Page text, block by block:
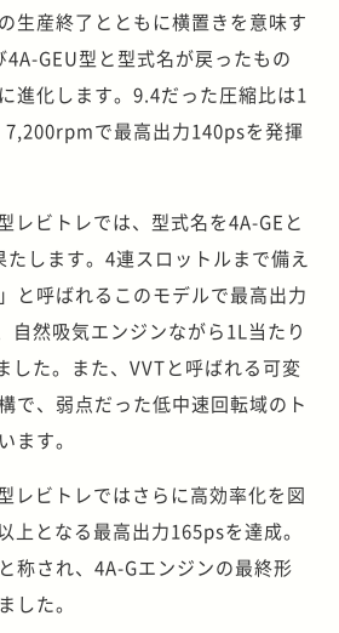
生産終了とともに横置きを意味す
GEU型と型式名が戻ったもの
進化します。9.4だった圧縮比は1
で最高出力140psを発揮
レビトレでは、型式名を4A-GEと
します。4連スロットルまで備え
と呼ばれるこのモデルで最高出力
自然吸気エンジンながら1L当たり
した。また、VVTと呼ばれる可変
で、弱点だった低中速回転域のト
ます。
レビトレではさらに高効率化を図
上となる最高出力165psを達成。
称され、4A-Gエンジンの最終形
した。